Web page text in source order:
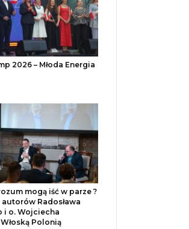
2026 – Młoda Energia
mogą iść w parze ?
Radosława
i o. Wojciecha
Polonią